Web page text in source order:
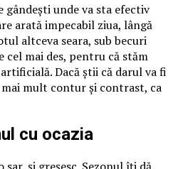
gândești unde va sta efectiv
arată impecabil ziua, lângă
altceva seara, sub becuri
cel mai des, pentru că stăm
Dacă știi că darul va fi
mult contur și contrast, ca
cu ocazia